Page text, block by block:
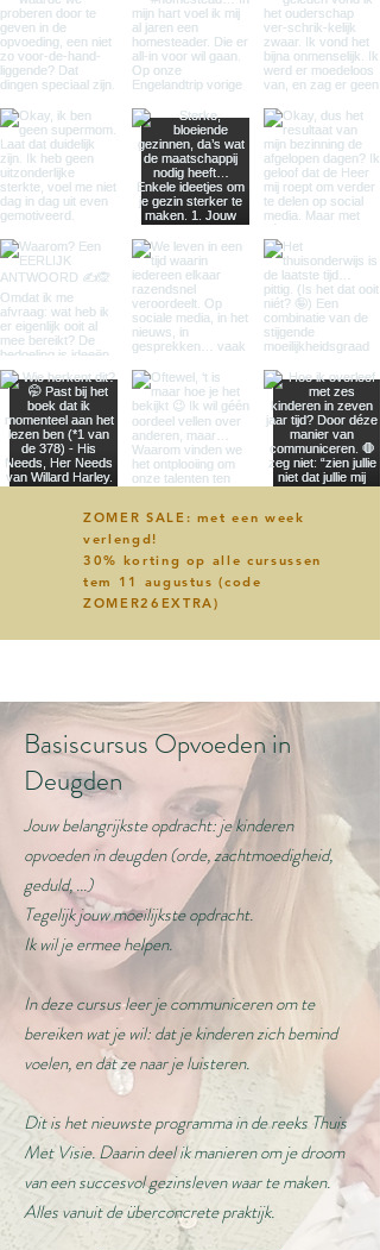
ZOMER SALE: met een week
verlengd!
30% korting op alle cursussen
tem 11 augustus (code
ZOMER26EXTRA)
Basiscursus Opvoeden in
Deugden
Jouw belangrijkste opdracht: je kinderen
opvoeden in deugden (orde, zachtmoedigheid,
geduld, ...)
Tegelijk jouw moeilijkste opdracht.
Ik wil je ermee helpen.
In deze cursus leer je communiceren om te
bereiken wat je wil: dat je kinderen zich bemind
voelen, en dat ze naar je luisteren.
Dit is het nieuwste programma in de reeks Thuis
Met Visie. Daarin deel ik manieren om je droom
van een succesvol gezinsleven waar te maken.
Alles vanuit de überconcrete praktijk.